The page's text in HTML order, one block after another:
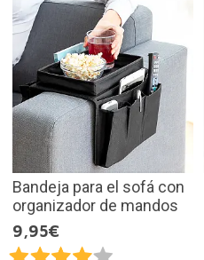
Bandeja para el sofá con
organizador de mandos
9,95€